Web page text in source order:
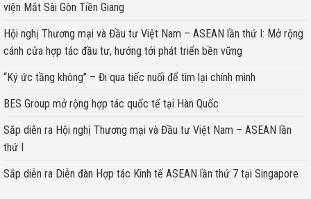
viện Mắt Sài Gòn Tiền Giang
Hội nghị Thương mại và Đầu tư Việt Nam – ASEAN lần thứ I: Mở rộng
cánh cửa hợp tác đầu tư, hướng tới phát triển bền vững
“Ký ức tầng không” – Đi qua tiếc nuối để tìm lại chính mình
BES Group mở rộng hợp tác quốc tế tại Hàn Quốc
Sắp diễn ra Hội nghị Thương mại và Đầu tư Việt Nam – ASEAN lần
thứ I
Sắp diễn ra Diễn đàn Hợp tác Kinh tế ASEAN lần thứ 7 tại Singapore